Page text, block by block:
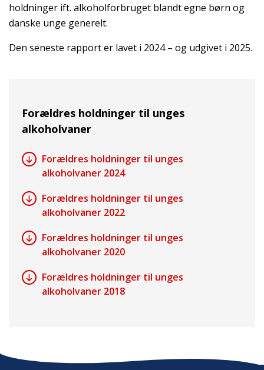
holdninger ift. alkoholforbruget blandt egne børn og
danske unge generelt.
Den seneste rapport er lavet i 2024 – og udgivet i 2025.
Forældres holdninger til unges
alkoholvaner
Forældres holdninger til unges
alkoholvaner 2024
Forældres holdninger til unges
alkoholvaner 2022
Forældres holdninger til unges
alkoholvaner 2020
Forældres holdninger til unges
alkoholvaner 2018